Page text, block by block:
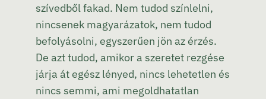
szívedből fakad. Nem tudod színlelni,
nincsenek magyarázatok, nem tudod
befolyásolni, egyszerűen jön az érzés.
De azt tudod, amikor a szeretet rezgése
járja át egész lényed, nincs lehetetlen és
nincs semmi, ami megoldhatatlan